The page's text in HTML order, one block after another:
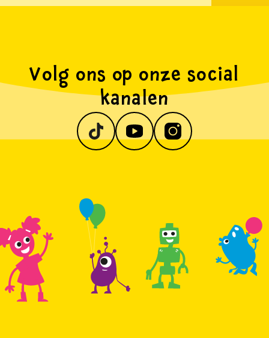
Volg ons op onze social
kanalen